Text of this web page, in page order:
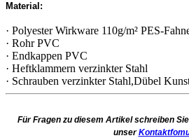
Material:
· Polyester Wirkware 110g/m² PES-
· Rohr PVC
· Endkappen PVC
· Heftklammern verzinkter Stahl
· Schrauben verzinkter Stahl,Dübel
Für Fragen zu diesem Artikel schreiben
unser